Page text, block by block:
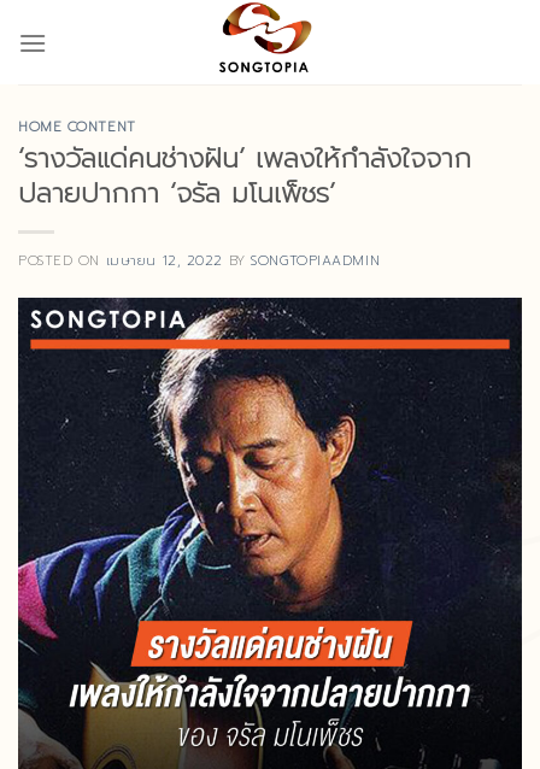
HOME CONTENT
‘รางวัลแด่คนช่างฝัน’ เพลงให้กำลังใจจาก
ปลายปากกา ‘จรัล มโนเพ็ชร’
POSTED ON เมษายน 12, 2022 BYSONGTOPIAADMIN